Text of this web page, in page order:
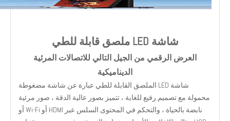
شاشة LED ملصق قابلة للطي
العرض الرقمي من الجيل التالي للاتصالات المرئية
الديناميكية
شاشة LED الملصق القابلة للطي عبارة عن شاشة مضغوطة
محمولة مع تصميم رفيع للغاية ، تتميز بصور عالية الدقة ، صور مرئية
نابضة بالحياة ، والتحكم في المحتوى السلس عبر HDMI أو Wi-Fi أو